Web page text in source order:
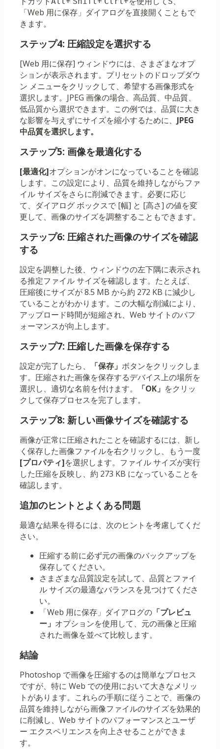
「Web 用に保存」ダイアログを直接開くこともで
きます。
ステップ4: 圧縮設定を選択する
[Web 用に保存] ウィンドウには、さまざまなオプ
ションが表示されます。プリセットのドロップダウ
ン メニューをクリックして、希望する画像形式を
選択します。JPEG 画像の場合、高品質、中品質、
低品質から選択できます。この例では、品質に大き
な影響を与えずにサイズを縮小するために、 JPEG
中品質を選択します。
ステップ5: 画像を最適化する
[最適化]オプションがオンになっていることを確認
します。この設定により、品質を維持しながらファ
イル サイズをさらに削減できます。必要に応じ
て、ダイアログ ボックスで [幅] と [高さ] の値を変
更して、画像のサイズを調整することもできます。
ステップ6: 圧縮された画像のサイズを確認
する
設定を調整した後、ウィンドウの左下隅に表示され
る推定ファイル サイズを確認します。たとえば、
圧縮後にサイズが 8.5 MB から約 272 KB に減少し
ていることがわかります。この大幅な削減により、
アップロード時間が短縮され、Web サイトのパフ
ォーマンスが向上します。
ステップ7: 圧縮した画像を保存する
設定が完了したら、 「保存」 ボタンをクリックしま
す。圧縮された画像を保存するデバイス上の場所を
選択し、適切な名前を付けます。
「OK」 をクリッ
クして保存プロセスを完了します。
ステップ8: 新しい画像サイズを確認する
画像が正常に圧縮されたことを確認するには、新し
く保存した画像ファイルを右クリックし、もう一度
[プロパティ]を選択します。ファイル サイズが実行
した圧縮を反映し、約 273 KB になっていることを
確認します。
追加のヒントとよくある問題
最適な結果を得るには、次のヒントを考慮してくだ
さい。
圧縮する前に必ず元の画像のバックアップを
保存してください。
さまざまな品質設定を試して、品質とファイ
ル サイズの最適なバランスを見つけてくださ
い。
「Web 用に保存」ダイアログの 「プレビュ
ー」 オプションを使用して、元の画像と圧縮
された画像を並べて比較します。
結論
Photoshop で画像を圧縮するのは簡単なプロセス
ですが、特に Web での使用において大きなメリッ
トがあります。これらの手順に従うことで、画像の
品質を維持しながら画像ファイルのサイズを効果的
に削減し、Web サイトのパフォーマンスとユーザ
ー エクスペリエンスを向上させることができま
す。